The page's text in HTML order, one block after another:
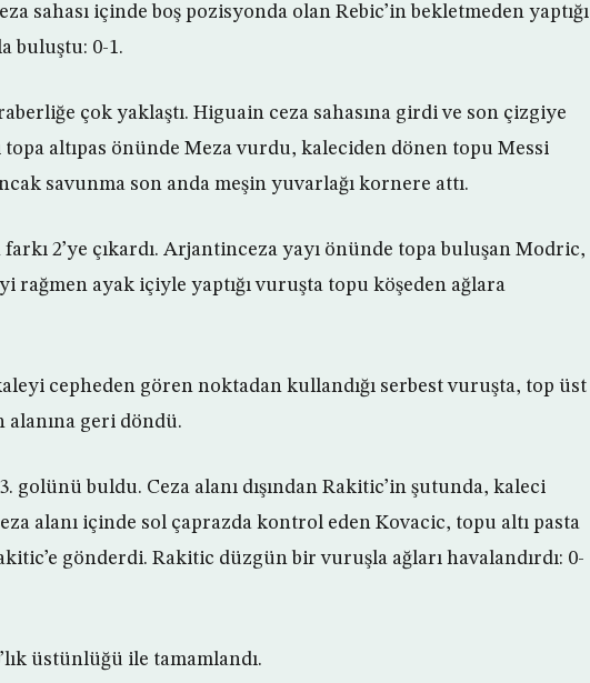
sahası içinde boş pozisyonda olan Rebic’in bekletmeden yaptığı
buluştu: 0-1.
çok yaklaştı. Higuain ceza sahasına girdi ve son çizgiye
topa altıpas önünde Meza vurdu, kaleciden dönen topu Messi
savunma son anda meşin yuvarlağı kornere attı.
2’ye çıkardı. Arjantinceza yayı önünde topa buluşan Modric,
rağmen ayak içiyle yaptığı vuruşta topu köşeden ağlara
cepheden gören noktadan kullandığı serbest vuruşta, top üst
alanına geri döndü.
golünü buldu. Ceza alanı dışından Rakitic’in şutunda, kaleci
alanı içinde sol çaprazda kontrol eden Kovacic, topu altı pasta
gönderdi. Rakitic düzgün bir vuruşla ağları havalandırdı: 0-
üstünlüğü ile tamamlandı.